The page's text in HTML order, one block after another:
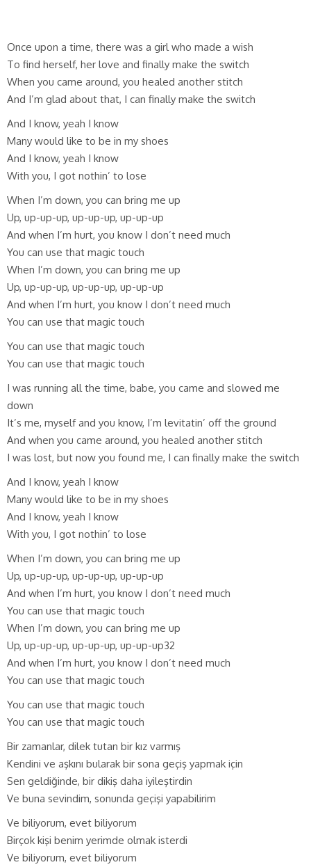
Once upon a time, there was a girl who made a wish
To find herself, her love and finally make the switch
When you came around, you healed another stitch
And I’m glad about that, I can finally make the switch
And I know, yeah I know
Many would like to be in my shoes
And I know, yeah I know
With you, I got nothin’ to lose
When I’m down, you can bring me up
Up, up-up-up, up-up-up, up-up-up
And when I’m hurt, you know I don’t need much
You can use that magic touch
When I’m down, you can bring me up
Up, up-up-up, up-up-up, up-up-up
And when I’m hurt, you know I don’t need much
You can use that magic touch
You can use that magic touch
You can use that magic touch
I was running all the time, babe, you came and slowed me
down
It’s me, myself and you know, I’m levitatin’ off the ground
And when you came around, you healed another stitch
I was lost, but now you found me, I can finally make the switch
And I know, yeah I know
Many would like to be in my shoes
And I know, yeah I know
With you, I got nothin’ to lose
When I’m down, you can bring me up
Up, up-up-up, up-up-up, up-up-up
And when I’m hurt, you know I don’t need much
You can use that magic touch
When I’m down, you can bring me up
Up, up-up-up, up-up-up, up-up-up32
And when I’m hurt, you know I don’t need much
You can use that magic touch
You can use that magic touch
You can use that magic touch
Bir zamanlar, dilek tutan bir kız varmış
Kendini ve aşkını bularak bir sona geçiş yapmak için
Sen geldiğinde, bir dikiş daha iyileştirdin
Ve buna sevindim, sonunda geçişi yapabilirim
Ve biliyorum, evet biliyorum
Birçok kişi benim yerimde olmak isterdi
Ve biliyorum, evet biliyorum